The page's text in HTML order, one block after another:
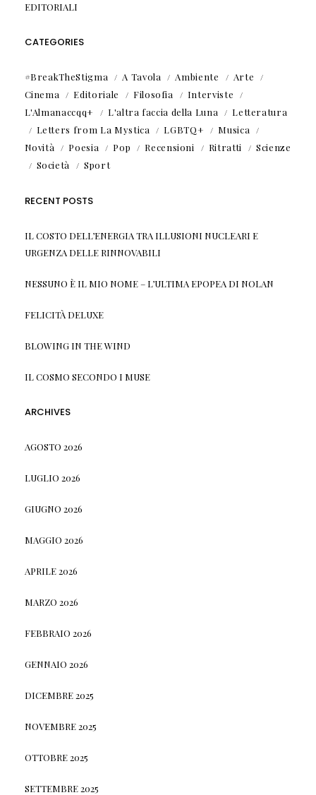
EDITORIALI
CATEGORIES
#BreakTheStigma A Tavola Ambiente
Arte
Cinema
Editoriale Filosofia
Interviste
L'Almanaccqq+
L'altra faccia della Luna
Letteratura
Letters from La Mystica
LGBTQ+
Musica
Novità
Poesia Pop Recensioni Ritratti
Scienze
Società
Sport
RECENT POSTS
IL COSTO DELL’ENERGIA TRA ILLUSIONI NUCLEARI E
URGENZA DELLE RINNOVABILI
NESSUNO È IL MIO NOME – L’ULTIMA EPOPEA DI NOLAN
FELICITÀ DELUXE
BLOWING IN THE WIND
IL COSMO SECONDO I MUSE
ARCHIVES
AGOSTO 2026
LUGLIO 2026
GIUGNO 2026
MAGGIO 2026
APRILE 2026
MARZO 2026
FEBBRAIO 2026
GENNAIO 2026
DICEMBRE 2025
NOVEMBRE 2025
OTTOBRE 2025
SETTEMBRE 2025